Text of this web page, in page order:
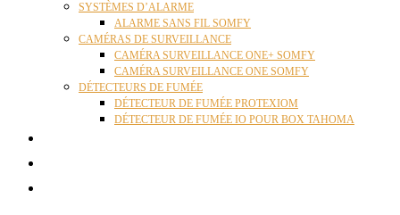
SYSTÈMES D’ALARME
ALARME SANS FIL SOMFY
CAMÉRAS DE SURVEILLANCE
CAMÉRA SURVEILLANCE ONE+ SOMFY
CAMÉRA SURVEILLANCE ONE SOMFY
DÉTECTEURS DE FUMÉE
DÉTECTEUR DE FUMÉE PROTEXIOM
DÉTECTEUR DE FUMÉE IO POUR BOX TAHOMA